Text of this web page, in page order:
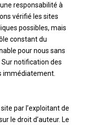
responsabilité à
vérifié les sites
possibles, mais
constant du
pour nous sans
notification des
immédiatement.
par l’exploitant de
le droit d’auteur. Le